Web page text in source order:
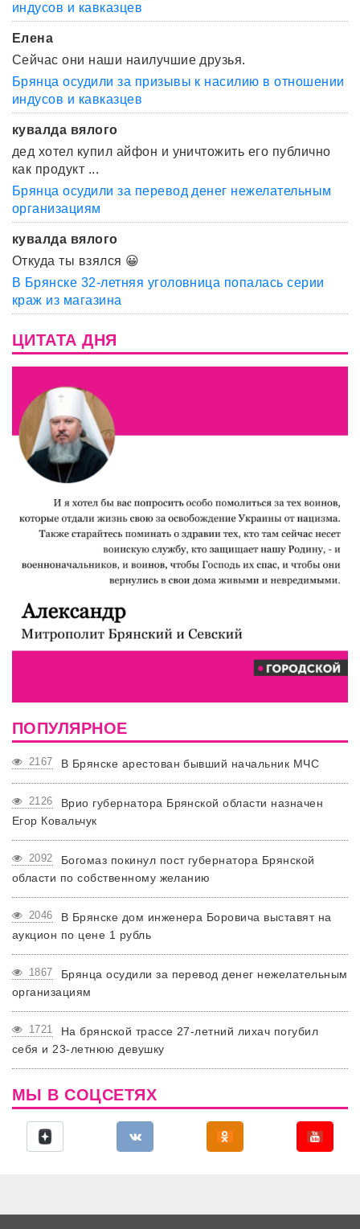
индусов и кавказцев
Елена
Сейчас они наши наилучшие друзья.
Брянца осудили за призывы к насилию в отношении
индусов и кавказцев
кувалда вялого
дед хотел купил айфон и уничтожить его публично
как продукт ...
Брянца осудили за перевод денег нежелательным
организациям
кувалда вялого
Откуда ты взялся 😀
В Брянске 32-летняя уголовница попалась серии
краж из магазина
ЦИТАТА ДНЯ
ПОПУЛЯРНОЕ
2167 В Брянске арестован бывший начальник МЧС
2126
Врио губернатора Брянской области назначен
Егор Ковальчук
2092
Богомаз покинул пост губернатора Брянской
области по собственному желанию
2046
В Брянске дом инженера Боровича выставят на
аукцион по цене 1 рубль
1867
Брянца осудили за перевод денег нежелательным
организациям
1721
На брянской трассе 27-летний лихач погубил
себя и 23-летнюю девушку
МЫ В СОЦСЕТЯХ